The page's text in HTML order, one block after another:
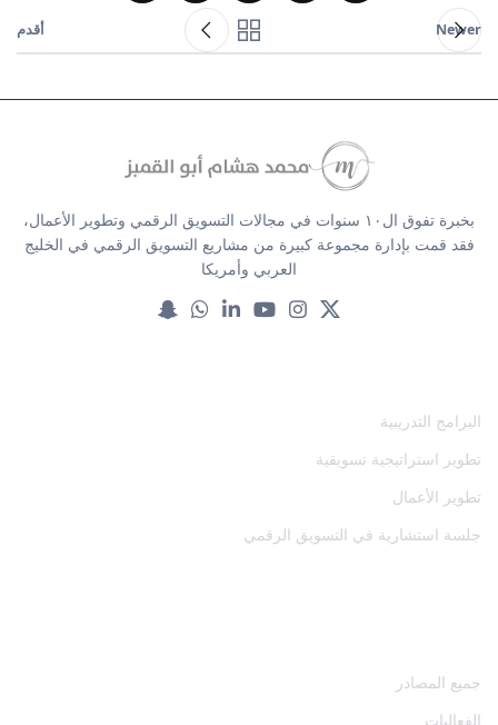
Newer أقدم
بخبرة تفوق ال١٠ سنوات في مجالات التسويق الرقمي وتطوير الأعمال،
فقد قمت بإدارة مجموعة كبيرة من مشاريع التسويق الرقمي في الخليج
العربي وأمريكا
البرامج التدريبية
تطوير استراتيجية تسويقية
تطوير الأعمال
جلسة استشارية في التسويق الرقمي
جميع المصادر
الفعاليات